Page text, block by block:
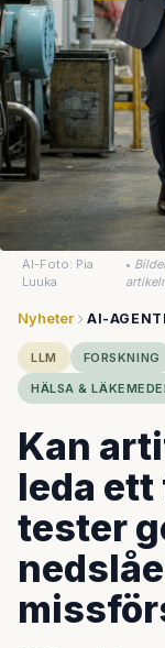
AI-Foto: Pia
Luuka
•
Nyheter AI-
LLM FORSKNING
HÄLSA &
Kan
leda ett
tester